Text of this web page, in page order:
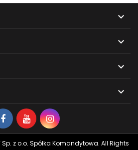




z o.o. Spółka Komandytowa. All Rights